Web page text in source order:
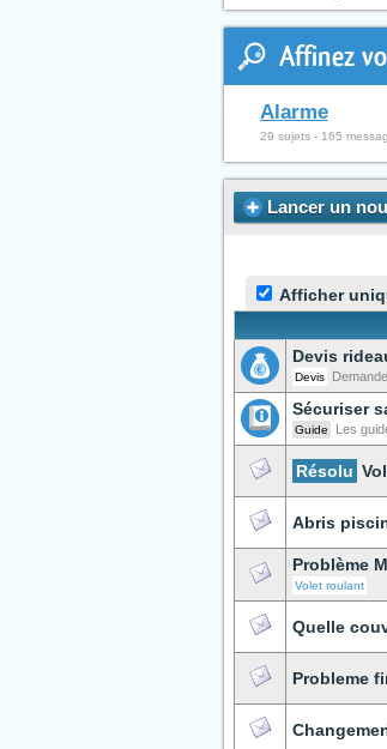
Affinez
Alarme
29 sujets - 165
Lancer un
Afficher
Devis
Devis
Sécuriser
Guide Les
Résolu
Abris
Problème
Volet roulant
Quelle
Probleme